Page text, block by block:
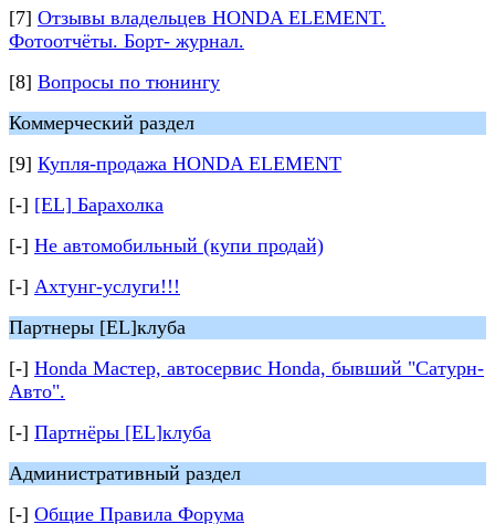
[7] Отзывы владельцев HONDA ELEMENT.
Фотоотчёты. Борт- журнал.
[8] Вопросы по тюнингу
Коммерческий раздел
[9] Купля-продажа HONDA ELEMENT
[-] [EL] Барахолка
[-] Не автомобильный (купи продай)
[-] Ахтунг-услуги!!!
Партнеры [EL]клуба
[-] Honda Мастер, автосервис Honda, бывший "Сатурн-
Авто".
[-] Партнёры [EL]клуба
Административный раздел
[-] Общие Правила Форума